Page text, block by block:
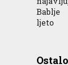
Ostalo